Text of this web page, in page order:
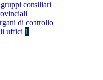
consiliari
di controllo
uffici 1